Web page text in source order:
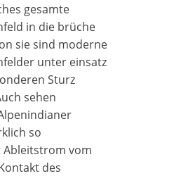
gesamte
in die brüche
sie sind moderne
unter einsatz
Sturz
sehen
so
vom
des